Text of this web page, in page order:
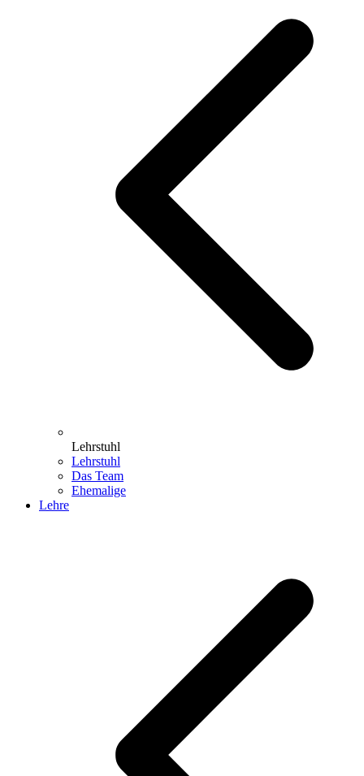
Lehrstuhl
Lehrstuhl
Das Team
Ehemalige
Lehre